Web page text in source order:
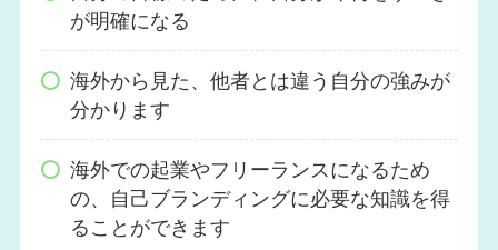
が明確になる
海外から見た、他者とは違う自分の強みが
分かります
海外での起業やフリーランスになるため
の、自己ブランディングに必要な知識を得
ることができます